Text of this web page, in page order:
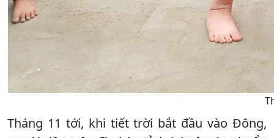
Tháng 11 tới, khi tiết trời bắt đầu vào Đông,